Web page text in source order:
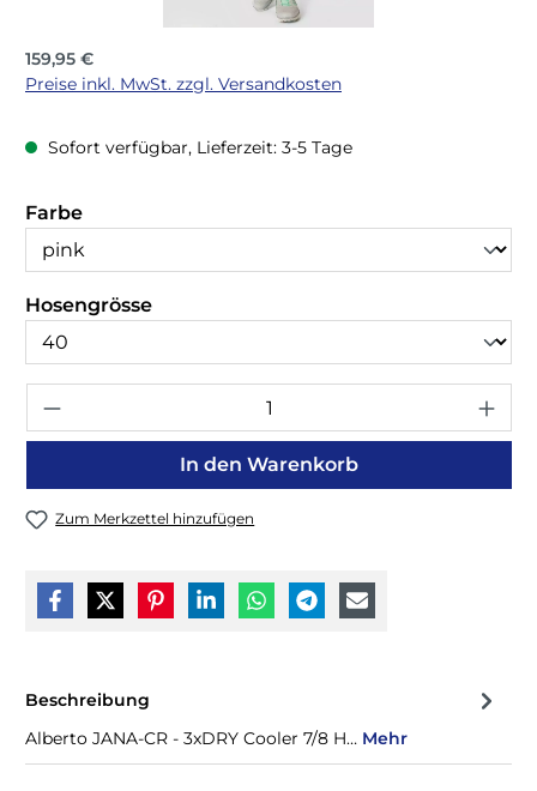
Regulärer Preis:
159,95 €
Preise inkl. MwSt. zzgl. Versandkosten
Sofort verfügbar, Lieferzeit: 3-5 Tage
Farbeauswählen
Hosengrösseauswählen
In den Warenkorb
Zum Merkzettel hinzufügen
Beschreibung
Alberto JANA-CR - 3xDRY Cooler 7/8 H… Mehr